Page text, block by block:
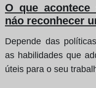
O que
náo reconhecer
Depende das
as habilidades que
úteis para o seu